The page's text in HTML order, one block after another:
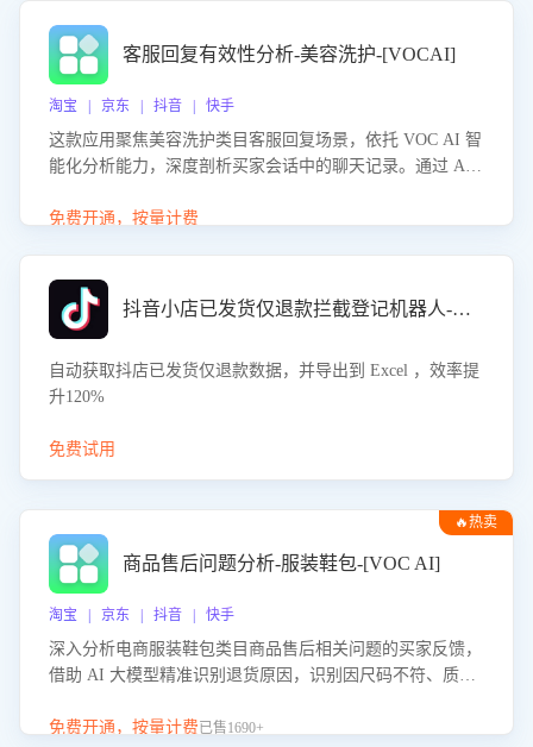
客服回复有效性分析-美容洗护-[VOCAI]
淘宝 | 京东 | 抖音 | 快手
这款应用聚焦美容洗护类目客服回复场景，依托 VOC AI 智
能化分析能力，深度剖析买家会话中的聊天记录。通过 AI
答的有效性与完整性，输出针对性改进策略，助力商家快速
免费开通，按量计费
抖音小店已发货仅退款拦截登记机器人-八爪鱼
自动获取抖店已发货仅退款数据，并导出到 Excel ，效率提
升120%
免费试用
🔥热卖
商品售后问题分析-服装鞋包-[VOC AI]
淘宝 | 京东 | 抖音 | 快手
深入分析电商服装鞋包类目商品售后相关问题的买家反馈，
借助 AI 大模型精准识别退货原因，识别因尺码不符、质量
议，助力商家优化产品或服务，实现销售额的显著提升。
免费开通，按量计费已售1690+